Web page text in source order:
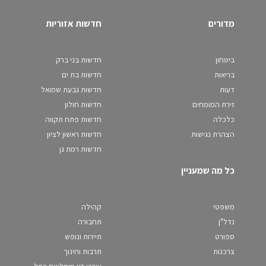
מדורים
ביטחון
בריאות
דעות
זירת המומחים
כלכלה
הצהרת נגישות
חדשות אזוריות
חדשות בני ברק
חדשות בת ים
חדשות גבעת שמואל
חדשות חולון
חדשות פתח תקווה
חדשות ראשון לציון
חדשות רמת גן
כל מה שמעניין
משפטי
נדל"ן
ספורט
צרכנות
קהילה
תחבורה
תיירות ונופש
תרבות וחינוך